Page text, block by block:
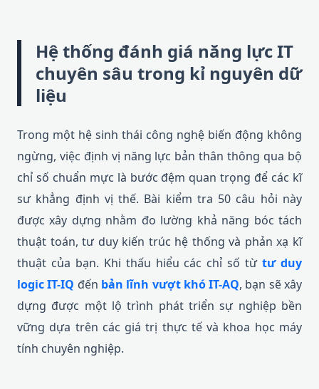
Hệ thống đánh giá năng lực IT
chuyên sâu trong kỉ nguyên dữ
liệu
Trong một hệ sinh thái công nghệ biến động không
ngừng, việc định vị năng lực bản thân thông qua bộ
chỉ số chuẩn mực là bước đệm quan trọng để các kĩ
sư khẳng định vị thế. Bài kiểm tra 50 câu hỏi này
được xây dựng nhằm đo lường khả năng bóc tách
thuật toán, tư duy kiến trúc hệ thống và phản xạ kĩ
thuật của bạn. Khi thấu hiểu các chỉ số từtư duy
logic IT-IQ đến bản lĩnh vượt khó IT-AQ, bạn sẽ xây
dựng được một lộ trình phát triển sự nghiệp bền
vững dựa trên các giá trị thực tế và khoa học máy
tính chuyên nghiệp.